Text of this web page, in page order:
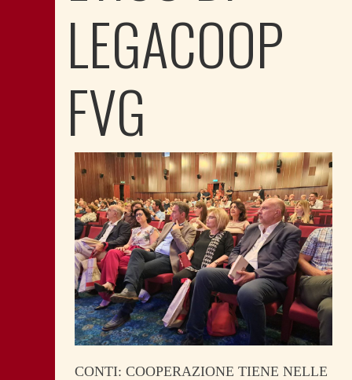
LEGACOOP
FVG
CONTI: COOPERAZIONE TIENE NELLE